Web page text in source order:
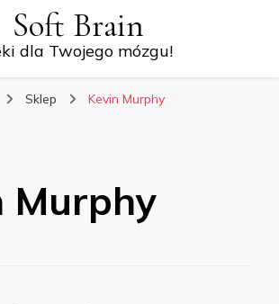
Soft Brain
dla Twojego mózgu!
Sklep Kevin Murphy
Murphy